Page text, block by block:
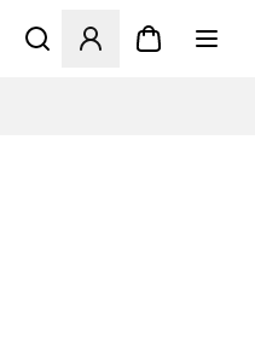
Abre un modal para iniciar